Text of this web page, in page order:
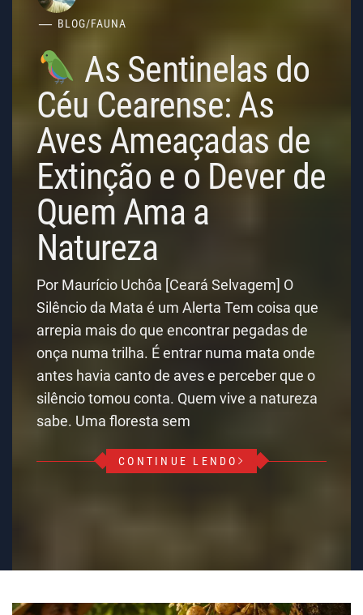
BLOG/FAUNA
As Sentinelas do
Céu Cearense: As
Aves Ameaçadas de
Extinção e o Dever de
Quem Ama a
Natureza
Por Maurício Uchôa [Ceará Selvagem] O
Silêncio da Mata é um Alerta Tem coisa que
arrepia mais do que encontrar pegadas de
onça numa trilha. É entrar numa mata onde
antes havia canto de aves e perceber que o
silêncio tomou conta. Quem vive a natureza
sabe. Uma floresta sem
CONTINUE LENDO